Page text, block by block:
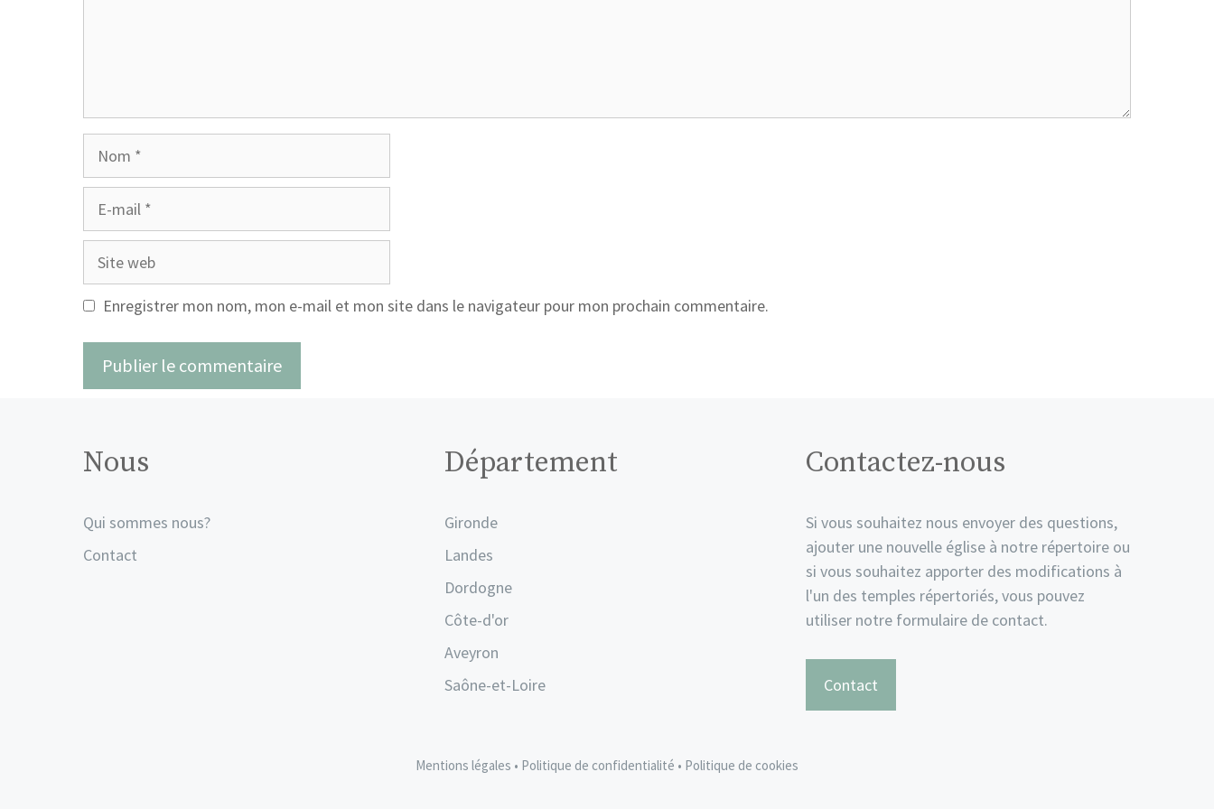
Site
Enregistrer mon nom, mon e-mail et mon site dans le navigateur pour mon prochain commentaire.
Nous
Qui sommes nous?
Contact
Département
Gironde
Landes
Dordogne
Côte-d'or
Aveyron
Saône-et-Loire
Contactez-nous
Si vous souhaitez nous envoyer des questions,
ajouter une nouvelle église à notre répertoire ou
si vous souhaitez apporter des modifications à
l'un des temples répertoriés, vous pouvez
utiliser notre formulaire de contact.
Contact
Mentions légales • Politique de confidentialité • Politique de cookies